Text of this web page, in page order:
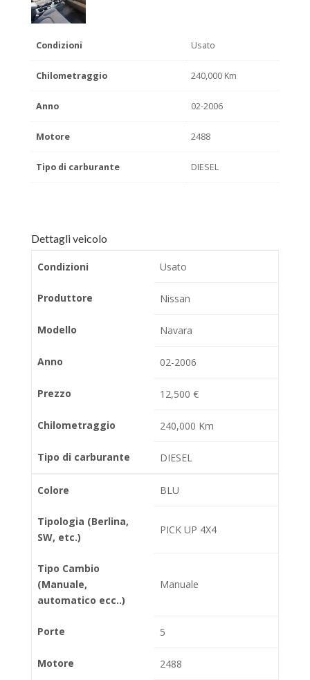
Condizioni Usato
Chilometraggio 240,000 Km
Anno 02-2006
Motore 2488
Tipo di carburante DIESEL
Dettagli veicolo
Condizioni Usato
Produttore Nissan
Modello Navara
Anno 02-2006
Prezzo 12,500 €
Chilometraggio 240,000 Km
Tipo di carburante DIESEL
Colore BLU
Tipologia (Berlina,
SW, etc.)
PICK UP 4X4
Tipo Cambio
(Manuale,
automatico ecc..)
Manuale
Porte 5
Motore 2488